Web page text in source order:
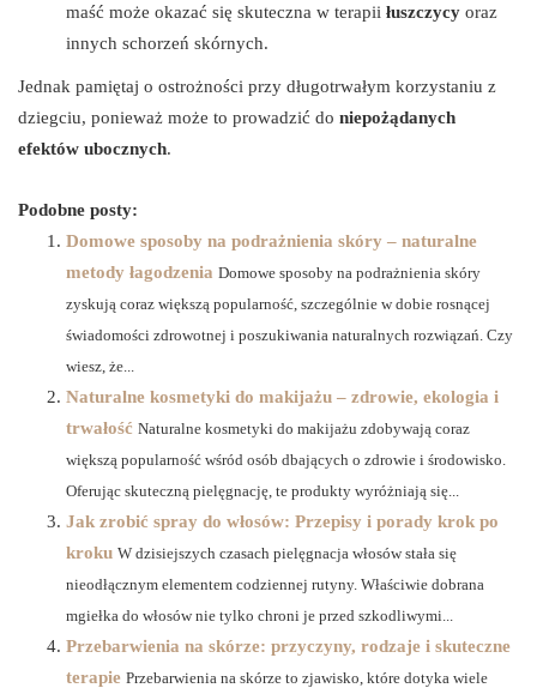
maść może okazać się skuteczna w terapii łuszczycy oraz
innych schorzeń skórnych.
Jednak pamiętaj o ostrożności przy długotrwałym korzystaniu z
dziegciu, ponieważ może to prowadzić do niepożądanych
efektów ubocznych.
Podobne posty:
Domowe sposoby na podrażnienia skóry – naturalne
metody łagodzenia Domowe sposoby na podrażnienia skóry
zyskują coraz większą popularność, szczególnie w dobie rosnącej
świadomości zdrowotnej i poszukiwania naturalnych rozwiązań. Czy
wiesz, że...
Naturalne kosmetyki do makijażu – zdrowie, ekologia i
trwałość Naturalne kosmetyki do makijażu zdobywają coraz
większą popularność wśród osób dbających o zdrowie i środowisko.
Oferując skuteczną pielęgnację, te produkty wyróżniają się...
Jak zrobić spray do włosów: Przepisy i porady krok po
kroku W dzisiejszych czasach pielęgnacja włosów stała się
nieodłącznym elementem codziennej rutyny. Właściwie dobrana
mgiełka do włosów nie tylko chroni je przed szkodliwymi...
Przebarwienia na skórze: przyczyny, rodzaje i skuteczne
terapie Przebarwienia na skórze to zjawisko, które dotyka wiele